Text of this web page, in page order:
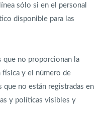
sólo si en el personal
disponible para las
que no proporcionan la
y el número de
no están registradas en
y políticas visibles y